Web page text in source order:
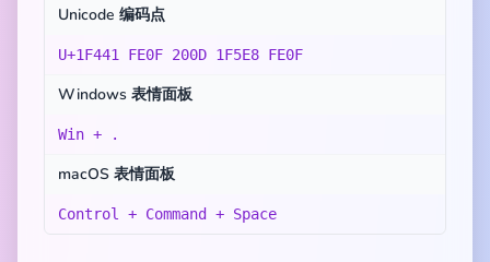
Unicode 编码点
U+1F441 FE0F 200D 1F5E8 FE0F
Windows 表情面板
Win + .
macOS 表情面板
Control + Command + Space